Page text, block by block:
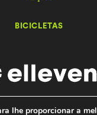
BICICLETAS
lhe proporcionar a